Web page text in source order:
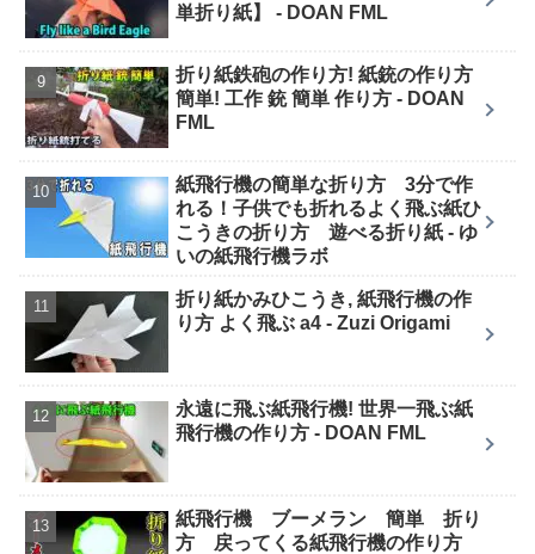
単折り紙】 - DOAN FML
折り紙鉄砲の作り方! 紙銃の作り方
簡単! 工作 銃 簡単 作り方 - DOAN
FML
紙飛行機の簡単な折り方 3分で作
れる！子供でも折れるよく飛ぶ紙ひ
こうきの折り方 遊べる折り紙 - ゆ
いの紙飛行機ラボ
折り紙かみひこうき, 紙飛行機の作
り方 よく飛ぶ a4 - Zuzi Origami
永遠に飛ぶ紙飛行機! 世界一飛ぶ紙
飛行機の作り方 - DOAN FML
紙飛行機 ブーメラン 簡単 折り
方 戻ってくる紙飛行機の作り方